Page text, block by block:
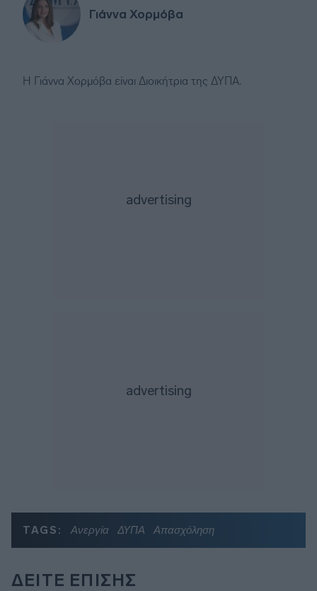
Γιάννα Χορμόβα
Η Γιάννα Χορμόβα είναι Διοικήτρια της ΔΥΠΑ.
TAGS: Ανεργία ΔΥΠΑ Απασχόληση
ΔΕΙΤΕ ΕΠΙΣΗΣ